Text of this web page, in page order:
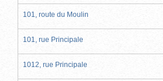
101, route du Moulin
101, rue Principale
1012, rue Principale